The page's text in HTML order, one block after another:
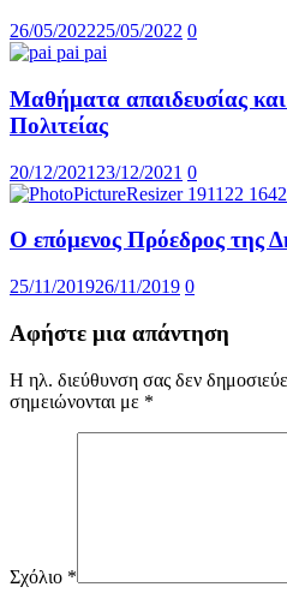
26/05/202225/05/2022 0
Μαθήματα απαιδευσίας
Πολιτείας
20/12/2021 23/12/2021 0
Ο επόμενος Πρόεδρος της
25/11/201926/11/2019 0
Αφήστε μια απάντηση
Η ηλ. διεύθυνση σας δεν
σημειώνονται με *
Σχόλιο *